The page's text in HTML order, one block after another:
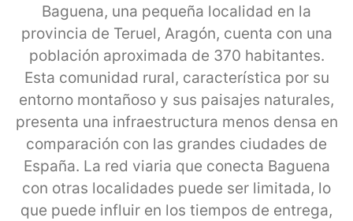
Baguena, una pequeña localidad en la
provincia de Teruel, Aragón, cuenta con una
población aproximada de 370 habitantes.
Esta comunidad rural, característica por su
entorno montañoso y sus paisajes naturales,
presenta una infraestructura menos densa en
comparación con las grandes ciudades de
España. La red viaria que conecta Baguena
con otras localidades puede ser limitada, lo
que puede influir en los tiempos de entrega,